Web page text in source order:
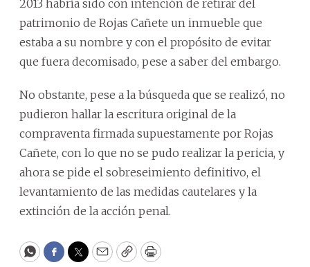
2013 habría sido con intención de retirar del
patrimonio de Rojas Cañete un inmueble que
estaba a su nombre y con el propósito de evitar
que fuera decomisado, pese a saber del embargo.
No obstante, pese a la búsqueda que se realizó, no
pudieron hallar la escritura original de la
compraventa firmada supuestamente por Rojas
Cañete, con lo que no se pudo realizar la pericia, y
ahora se pide el sobreseimiento definitivo, el
levantamiento de las medidas cautelares y la
extinción de la acción penal.
WhatsApp
Facebook
Twitter
EmailCopyPrint